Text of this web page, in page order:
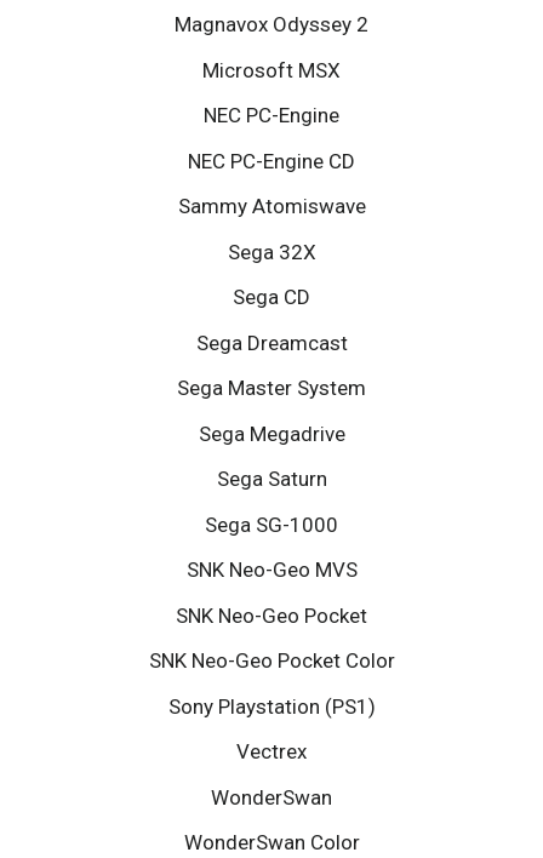
Magnavox Odyssey 2
Microsoft MSX
NEC PC-Engine
NEC PC-Engine CD
Sammy Atomiswave
Sega 32X
Sega CD
Sega Dreamcast
Sega Master System
Sega Megadrive
Sega Saturn
Sega SG-1000
SNK Neo-Geo MVS
SNK Neo-Geo Pocket
SNK Neo-Geo Pocket Color
Sony Playstation (PS1)
Vectrex
WonderSwan
WonderSwan Color